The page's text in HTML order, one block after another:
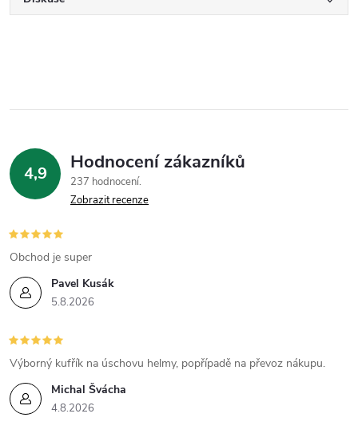
4,9 Hodnocení zákazníků
237 hodnocení
Zobrazit recenze
Pavel Kusák
5.8.2026
Obchod je super
Michal Švácha
4.8.2026
Výborný kufřík na úschovu helmy, popřípadě na převoz nákupu.